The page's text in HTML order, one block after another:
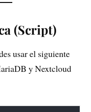
(Script)
usar el siguiente
y Nextcloud